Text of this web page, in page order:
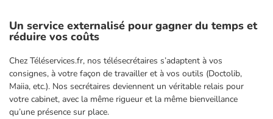
Un service externalisé pour gagner du temps et
réduire vos coûts
Chez Téléservices.fr, nos télésecrétaires s’adaptent à vos
consignes, à votre façon de travailler et à vos outils (Doctolib,
Maiia, etc.). Nos secrétaires deviennent un véritable relais pour
votre cabinet, avec la même rigueur et la même bienveillance
qu’une présence sur place.